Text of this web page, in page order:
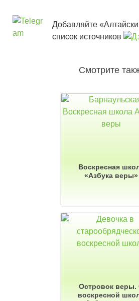
Добавляйте
список источников
Смотрите
Воскресная
«Азбука веры»
Островок веры.
воскресной